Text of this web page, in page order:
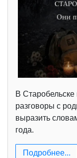
В
разговоры с
выразить
года.
Подробнее...